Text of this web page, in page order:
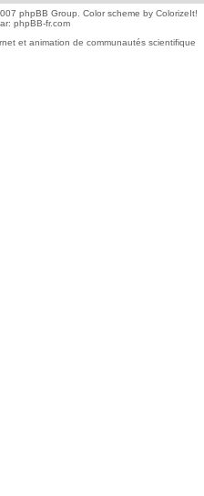
phpBB Group. Color scheme by ColorizeIt!
phpBB-fr.com
et animation de communautés scientifique